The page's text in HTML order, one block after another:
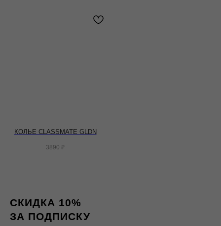
КОЛЬЕ CLASSMATE GLDN
3890 ₽
СКИДКА 10%
ЗА ПОДПИСКУ